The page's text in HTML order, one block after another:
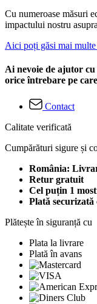
Cu numeroase măsuri
impactului nostru
Aici poți găsi mai
Ai nevoie de ajutor
orice întrebare pe
Contact
Calitate verificată
Cumpărături sigure și
România:
Retur gratuit
Cel puțin 1
Plată securizată
Plătește în siguranță cu
Plata la livrare
Plată în avans